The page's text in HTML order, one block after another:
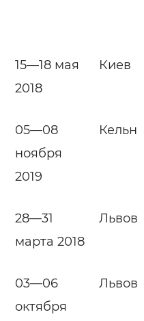
15—18 мая
2018
Киев
05—08
ноября
2019
Кельн
28—31
марта 2018
Львов
03—06
октября
Львов